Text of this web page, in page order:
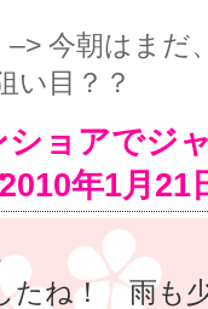
–> 今朝はまだ
目？？
ショアで
年1月21
たね！ 雨も